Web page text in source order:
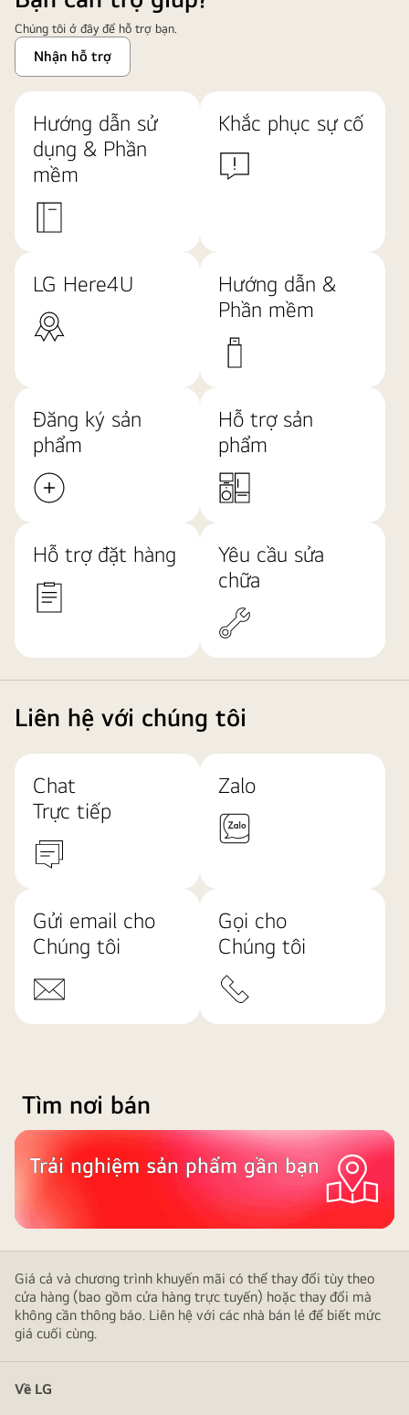
Chúng tôi ở đây để hỗ trợ bạn.
Nhận hỗ trợ
Hướng dẫn sử
dụng & Phần
mềm
Khắc phục sự cố
LG Here4U
Hướng dẫn &
Phần mềm
Đăng ký sản
phẩm
Hỗ trợ sản
phẩm
Hỗ trợ đặt hàng
Yêu cầu sửa
chữa
Liên hệ với chúng tôi
Chat
Trực tiếp
Zalo
Gửi email cho
Chúng tôi
Gọi cho
Chúng tôi
Tìm nơi bán
Trải nghiệm sản phẩm gần bạn
Giá cả và chương trình khuyến mãi có thể thay đổi tùy theo
cửa hàng (bao gồm cửa hàng trực tuyến) hoặc thay đổi mà
không cần thông báo. Liên hệ với các nhà bán lẻ để biết mức
giá cuối cùng.
Về LG